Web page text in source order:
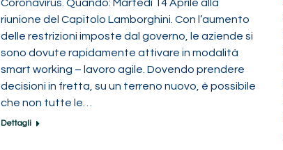
Coronavirus. Quando: Martedì 14 Aprile alla
riunione del Capitolo Lamborghini. Con l’aumento
delle restrizioni imposte dal governo, le aziende si
sono dovute rapidamente attivare in modalità
smart working – lavoro agile. Dovendo prendere
decisioni in fretta, su un terreno nuovo, è possibile
che non tutte le…
Dettagli